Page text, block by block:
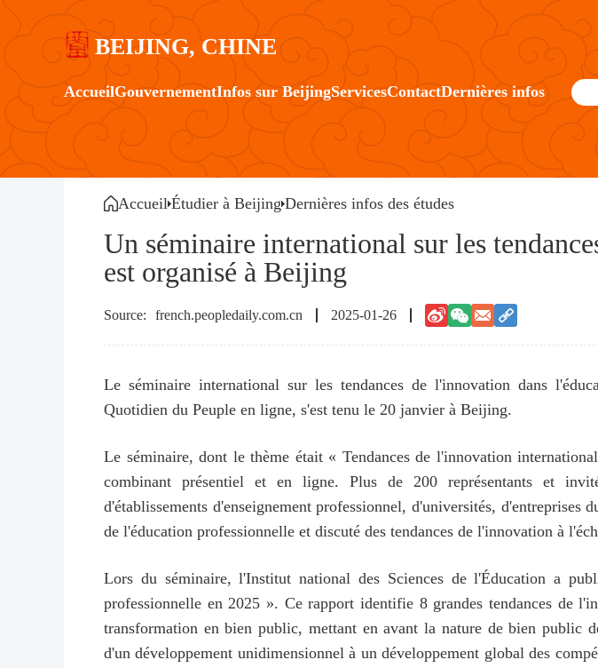
BEIJING, CHINE
AccueilGouvernementInfos sur BeijingServicesContactDernières infos
Accueil Étudier à Beijing Dernières infos des études
Un séminaire international sur les
est organisé à Beijing
french.peopledaily.com.cn 2025-01-26
Le séminaire international sur les tendances de l'innovation dans
Quotidien du Peuple en ligne, s'est tenu le 20 janvier à Beijing.
Le séminaire, dont le thème était « Tendances de l'innovation
combinant présentiel et en ligne. Plus de 200 représentants et
d'établissements d'enseignement professionnel, d'universités,
de l'éducation professionnelle et discuté des tendances de l'innovation à
Lors du séminaire, l'Institut national des Sciences de l'Éducation a
professionnelle en 2025 ». Ce rapport identifie 8 grandes tendances de
transformation en bien public, mettant en avant la nature de bien public
d'un développement unidimensionnel à un développement global des